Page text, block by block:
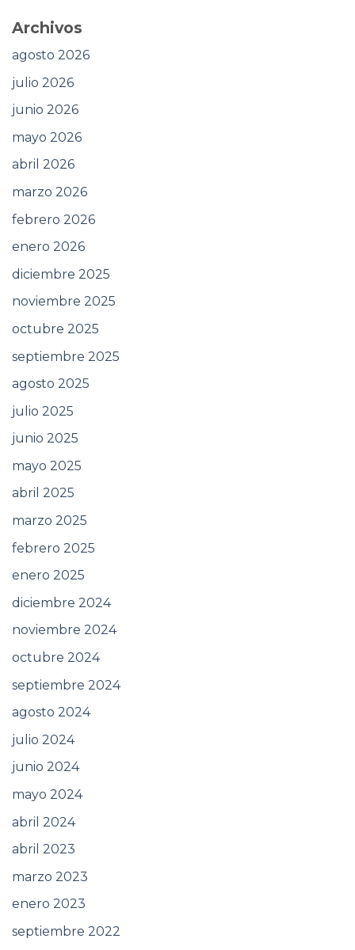
Archivos
agosto 2026
julio 2026
junio 2026
mayo 2026
abril 2026
marzo 2026
febrero 2026
enero 2026
diciembre 2025
noviembre 2025
octubre 2025
septiembre 2025
agosto 2025
julio 2025
junio 2025
mayo 2025
abril 2025
marzo 2025
febrero 2025
enero 2025
diciembre 2024
noviembre 2024
octubre 2024
septiembre 2024
agosto 2024
julio 2024
junio 2024
mayo 2024
abril 2024
abril 2023
marzo 2023
enero 2023
septiembre 2022